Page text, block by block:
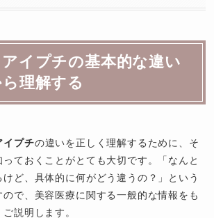
イプチの基本的な違い
ら理解する
イプチの違いを正しく理解するために、そ
ておくことがとても大切です。「なんと
ど、具体的に何がどう違うの？」という
で、美容医療に関する一般的な情報をも
説明します。